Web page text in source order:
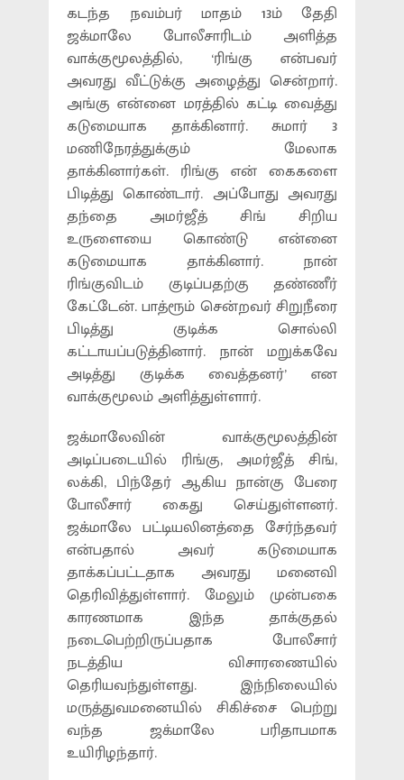
கடந்த நவம்பர் மாதம் 13ம் தேதி
ஜக்மாலே போலீசாரிடம் அளித்த
வாக்குமூலத்தில், ‘ரிங்கு என்பவர்
அவரது வீட்டுக்கு அழைத்து சென்றார்.
அங்கு என்னை மரத்தில் கட்டி வைத்து
கடுமையாக தாக்கினார். சுமார் 3
மணிநேரத்துக்கும் மேலாக
தாக்கினார்கள். ரிங்கு என் கைகளை
பிடித்து கொண்டார். அப்போது அவரது
தந்தை அமர்ஜீத் சிங் சிறிய
உருளையை கொண்டு என்னை
கடுமையாக தாக்கினார். நான்
ரிங்குவிடம் குடிப்பதற்கு தண்ணீர்
கேட்டேன். பாத்ரூம் சென்றவர் சிறுநீரை
பிடித்து குடிக்க சொல்லி
கட்டாயப்படுத்தினார். நான் மறுக்கவே
அடித்து குடிக்க வைத்தனர்’ என
வாக்குமூலம் அளித்துள்ளார்.
ஜக்மாலேவின் வாக்குமூலத்தின்
அடிப்படையில் ரிங்கு, அமர்ஜீத் சிங்,
லக்கி, பிந்தேர் ஆகிய நான்கு பேரை
போலீசார் கைது செய்துள்ளனர்.
ஜக்மாலே பட்டியலினத்தை சேர்ந்தவர்
என்பதால் அவர் கடுமையாக
தாக்கப்பட்டதாக அவரது மனைவி
தெரிவித்துள்ளார். மேலும் முன்பகை
காரணமாக இந்த தாக்குதல்
நடைபெற்றிருப்பதாக போலீசார்
நடத்திய விசாரணையில்
தெரியவந்துள்ளது. இந்நிலையில்
மருத்துவமனையில் சிகிச்சை பெற்று
வந்த ஜக்மாலே பரிதாபமாக
உயிரிழந்தார்.